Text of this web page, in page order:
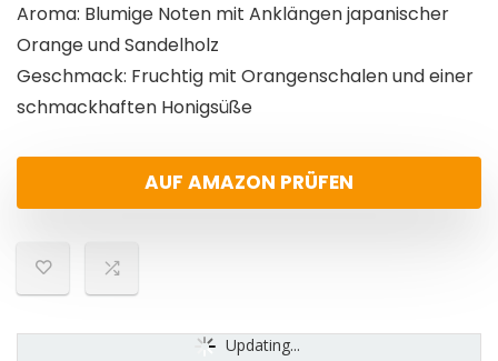
Aroma: Blumige Noten mit Anklängen japanischer
Orange und Sandelholz
Geschmack: Fruchtig mit Orangenschalen und einer
schmackhaften Honigsüße
AUF AMAZON PRÜFEN
Updating...